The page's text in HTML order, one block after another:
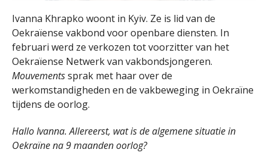
Ivanna Khrapko woont in Kyiv. Ze is lid van de
Oekraïense vakbond voor openbare diensten. In
februari werd ze verkozen tot voorzitter van het
Oekraïense Netwerk van vakbondsjongeren.
Mouvementssprak met haar over de
werkomstandigheden en de vakbeweging in Oekraïne
tijdens de oorlog.
Hallo Ivanna. Allereerst, wat is de algemene situatie in
Oekraïne na 9 maanden oorlog?